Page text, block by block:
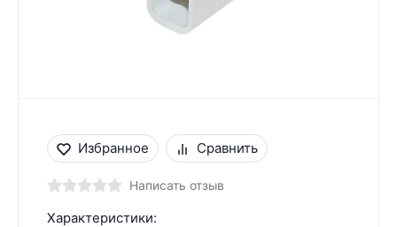
Избранное Сравнить
Написать отзыв
Характеристики: